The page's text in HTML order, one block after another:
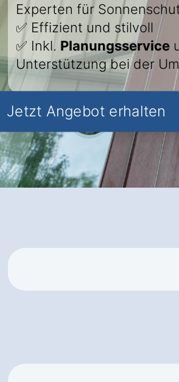
Experten für
✅ Effizient und stilvoll
✅ Inkl. Planungsservice
Unterstützung bei der
Jetzt Angebot erhalten